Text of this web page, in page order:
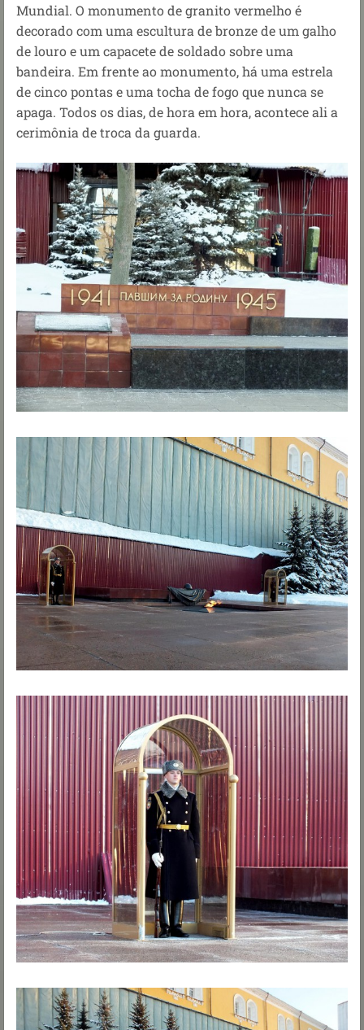
Mundial. O monumento de granito vermelho é
decorado com uma escultura de bronze de um galho
de louro e um capacete de soldado sobre uma
bandeira. Em frente ao monumento, há uma estrela
de cinco pontas e uma tocha de fogo que nunca se
apaga. Todos os dias, de hora em hora, acontece ali a
cerimônia de troca da guarda.